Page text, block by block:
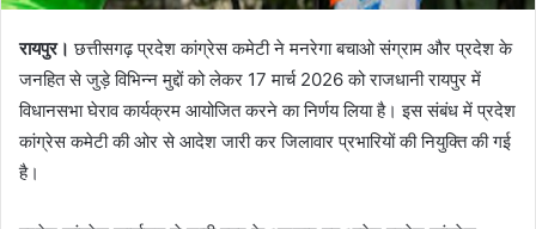
रायपुर। छत्तीसगढ़ प्रदेश कांग्रेस कमेटी ने मनरेगा बचाओ संग्राम और प्रदेश के
जनहित से जुड़े विभिन्न मुद्दों को लेकर 17 मार्च 2026 को राजधानी रायपुर में
विधानसभा घेराव कार्यक्रम आयोजित करने का निर्णय लिया है। इस संबंध में प्रदेश
कांग्रेस कमेटी की ओर से आदेश जारी कर जिलावार प्रभारियों की नियुक्ति की गई
है।